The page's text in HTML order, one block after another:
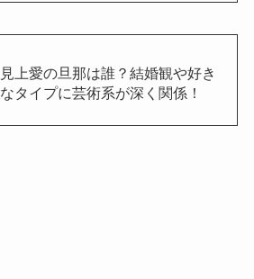
見上愛の旦那は誰？結婚観や好き
なタイプに芸術系が深く関係！